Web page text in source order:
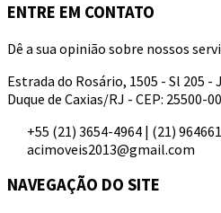
ENTRE EM CONTATO
Dê a sua opinião sobre nossos
Estrada do Rosário, 1505 - Sl 205
Duque de Caxias/RJ - CEP: 25500-
+55 (21) 3654-4964 | (21)
acimoveis2013@gmail.com
NAVEGAÇÃO DO SITE